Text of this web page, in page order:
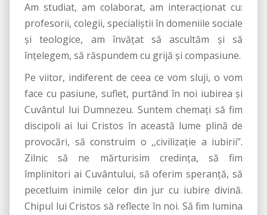
Am studiat, am colaborat, am interacționat cu:
profesorii, colegii, specialiștii în domeniile sociale
și teologice, am învățat să ascultăm și să
înțelegem, să răspundem cu grijă și compasiune.
Pe viitor, indiferent de ceea ce vom sluji, o vom
face cu pasiune, suflet, purtând în noi iubirea și
Cuvântul lui Dumnezeu. Suntem chemați să fim
discipoli ai lui Cristos în această lume plină de
provocări, să construim o ,,civilizație a iubirii”.
Zilnic să ne mărturisim credința, să fim
împlinitori ai Cuvântului, să oferim speranță, să
pecetluim inimile celor din jur cu iubire divină.
Chipul lui Cristos să reflecte în noi. Să fim lumina